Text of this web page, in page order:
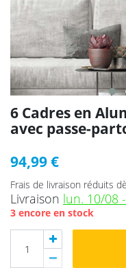
6 Cadres en
avec passe-
94,99 €
Frais de livraison réduits
Livraison lun. 10/08
3 encore en stock